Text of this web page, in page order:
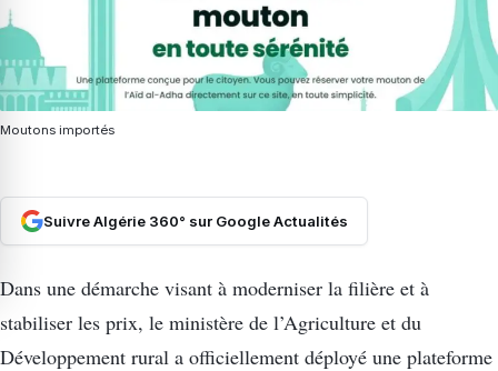
Moutons importés
Suivre Algérie 360° sur Google Actualités
Dans une démarche visant à moderniser la filière et à
stabiliser les prix, le ministère de l’Agriculture et du
Développement rural a officiellement déployé une plateforme